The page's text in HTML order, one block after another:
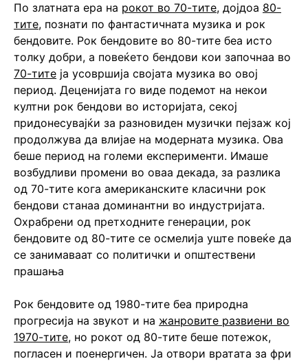
По златната ера на рокот во 70-тите, дојдоа 80-
тите, познати по фантастичната музика и рок
бендовите. Рок бендовите во 80-тите беа исто
толку добри, а повеќето бендови кои започнаа во
70-тите ја усовршија својата музика во овој
период. Деценијата го виде подемот на некои
култни рок бендови во историјата, секој
придонесувајќи за разновиден музички пејзаж кој
продолжува да влијае на модерната музика. Ова
беше период на големи експерименти. Имаше
возбудливи промени во оваа декада, за разлика
од 70-тите кога американските класични рок
бендови станаа доминантни во индустријата.
Охрабрени од претходните генерации, рок
бендовите од 80-тите се осмелија уште повеќе да
се занимаваат со политички и општествени
прашања
Рок бендовите од 1980-тите беа природна
прогресија на звукот и на жанровите развиени во
1970-тите, но рокот од 80-тите беше потежок,
погласен и поенергичен. Ја отвори вратата за фри